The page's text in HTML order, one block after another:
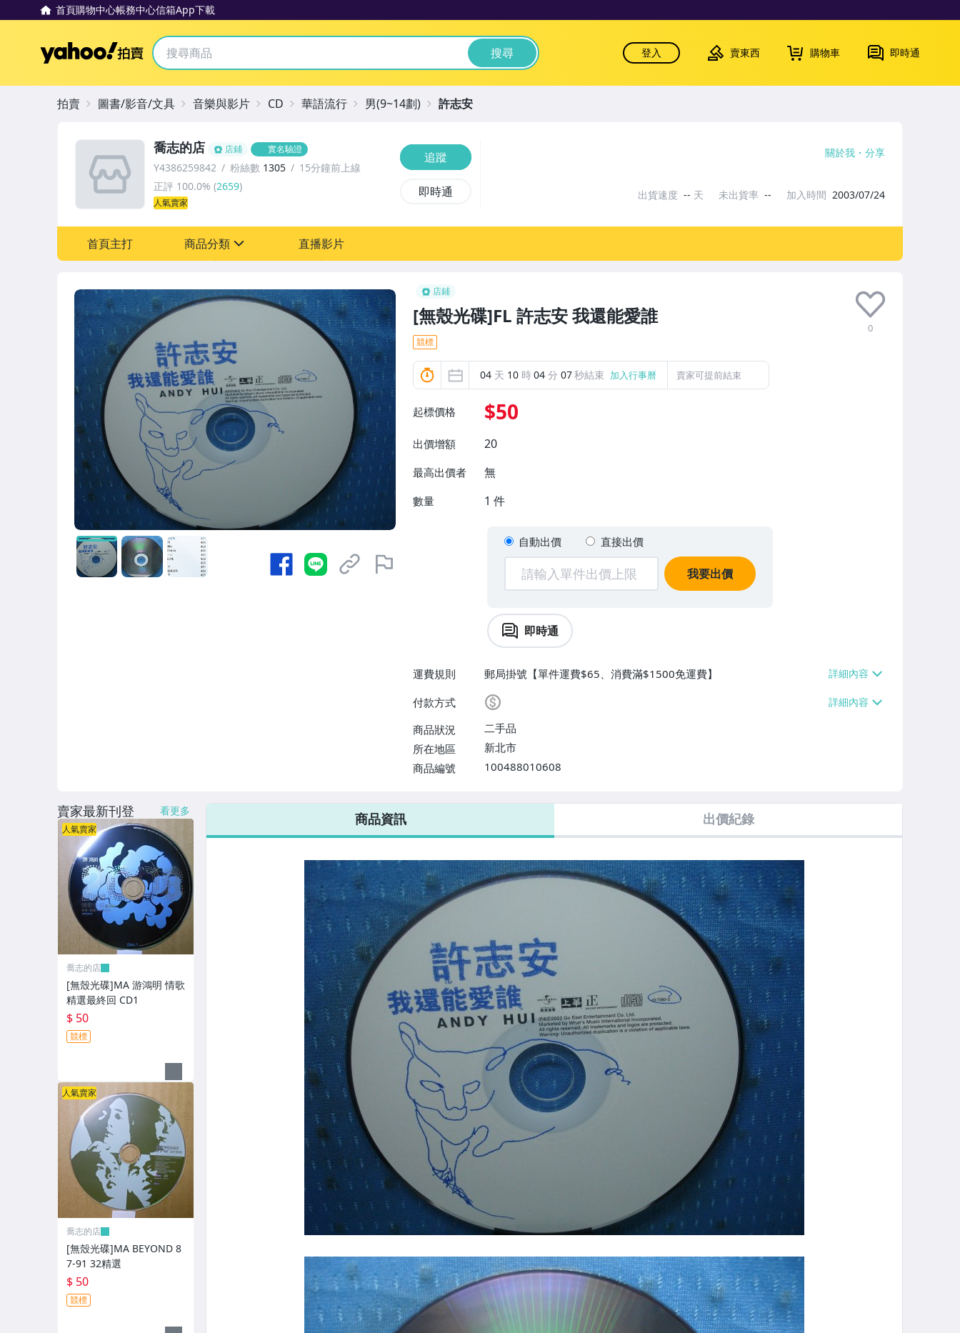
首頁購物中心帳務中心信箱App下載
Yahoo拍賣 搜尋 登入 賣東西 購物車 即時通
店鋪
[無殼光碟]FL 許志安 我還能愛誰
0
競標
04 天 10 時04 分 06秒結束 加入行事曆 賣家可提前結束
起標價格 $50
出價增額 20
最高出價者 無
數量 1 件
自動出價 直接出價
我要出價
即時通
運費規則
郵局掛號【單件運費$65、消費滿$1500免運費】
付款方式
商品狀況
二手品
所在地區
新北市
商品編號
100488010608
喬志的店 店鋪 實名驗證
Y4386259842 粉絲數 1305
15分鐘前上線
正評 100.0% (2659)
人氣賣家
追蹤
即時通
關於我 分享
出貨速度 -- 天 未出貨率 -- 加入時間 2003/07/24
首頁主打 商品分類
國語光碟
台語光碟
古典光碟
爵士樂
音樂光碟
粵語光碟
客語光碟
日語光碟
韓語光碟
原版卡帶
原版藍光遊戲光碟
PSP及其他原版遊戲光碟
藍光電影影片光碟
其他類光碟
XBOX遊戲光碟
旅遊書籍小說書刊
直播影片
拍賣 圖書/影音/文具 音樂與影片 CD 華語流行 男(9~14劃) 許志安
商品資訊 出價紀錄
賣家最新刊登 看更多
人氣賣家
喬志的店
[無殼光碟]MA 游鴻明 情歌
精選最終回 CD1
$ 50
競標
人氣賣家
喬志的店
[無殼光碟]MA BEYOND 8
7-91 32精選
$ 50
競標